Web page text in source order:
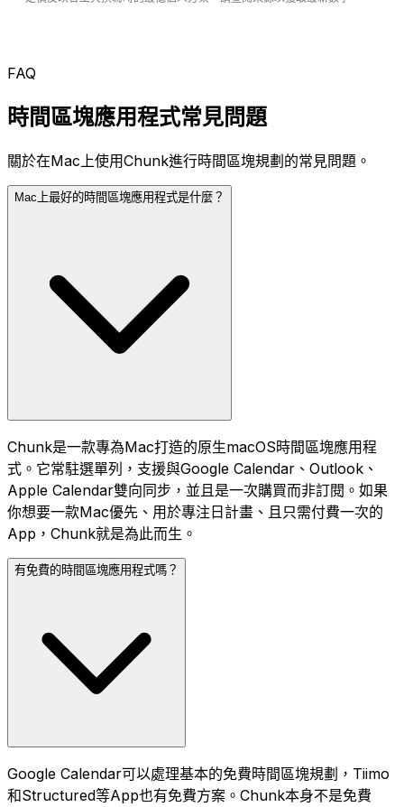
FAQ
時間區塊應用程式常見問題
關於在Mac上使用Chunk進行時間區塊規劃的常見問題。
Mac上最好的時間區塊應用程式是什麼？
Chunk是一款專為Mac打造的原生macOS時間區塊應用程
式。它常駐選單列，支援與Google Calendar、Outlook、
Apple Calendar雙向同步，並且是一次購買而非訂閱。如果
你想要一款Mac優先、用於專注日計畫、且只需付費一次的
App，Chunk就是為此而生。
有免費的時間區塊應用程式嗎？
Google Calendar可以處理基本的免費時間區塊規劃，Tiimo
和Structured等App也有免費方案。Chunk本身不是免費